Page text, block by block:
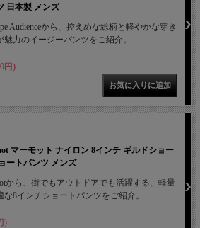
日本製 メンズ
Audienceから、控えめな総柄と軽やかな穿き
魅力のイージーパンツをご紹介。
円)
マーモット ナイロン 8インチ ギルドショー
ートパンツ メンズ
から、街でもアウトドアでも活躍する、軽量
な8インチショートパンツをご紹介。
)